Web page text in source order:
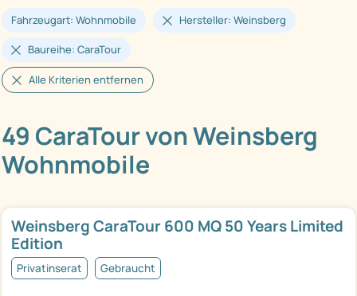
Fahrzeugart: Wohnmobile Hersteller: Weinsberg
Baureihe: CaraTour
Alle Kriterien entfernen
49 CaraTour von Weinsberg
Wohnmobile
Weinsberg CaraTour 600 MQ 50 Years Limited
Edition
Privatinserat Gebraucht